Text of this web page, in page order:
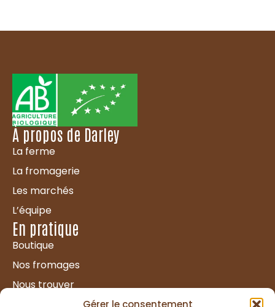
Gérer le consentement
À propos de Darley
La ferme
La fromagerie
Les marchés
L’équipe
En pratique
Boutique
Nos fromages
Nous trouver